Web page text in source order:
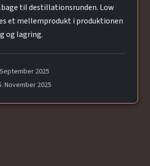
til destillationsrunden. Low
et mellemprodukt i produktionen
og lagring.
2025
November 2025